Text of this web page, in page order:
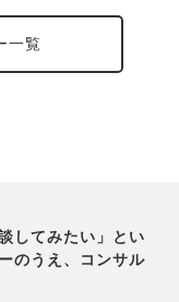
一覧
してみたい」とい
のうえ、コンサル